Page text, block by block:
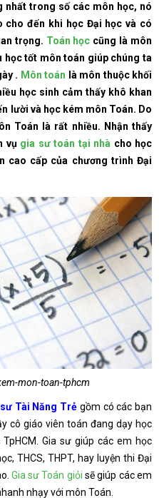
nhất trong số các môn học, nó
đến khi học Đại học và có
trọng. Toán học cũng là môn
tốt môn toán giúp chúng ta
. Môn toán là môn thuộc khối
học sinh cảm thấy khô khan
lười và học kém môn Toán. Do
Toán là rất nhiều. Nhận thấy
vụ gia sư toán tại nhà cho học
cao cấp của chương trình Đại
mon-toan-tphcm
Tài Năng Trẻ gồm có các bạn
cô giáo viên toán đang dạy học
Gia sư giúp các em học
THCS, THPT, hay luyện thi Đại
Gia sư Toán giỏi sẽ giúp các em
nhạy với môn Toán.